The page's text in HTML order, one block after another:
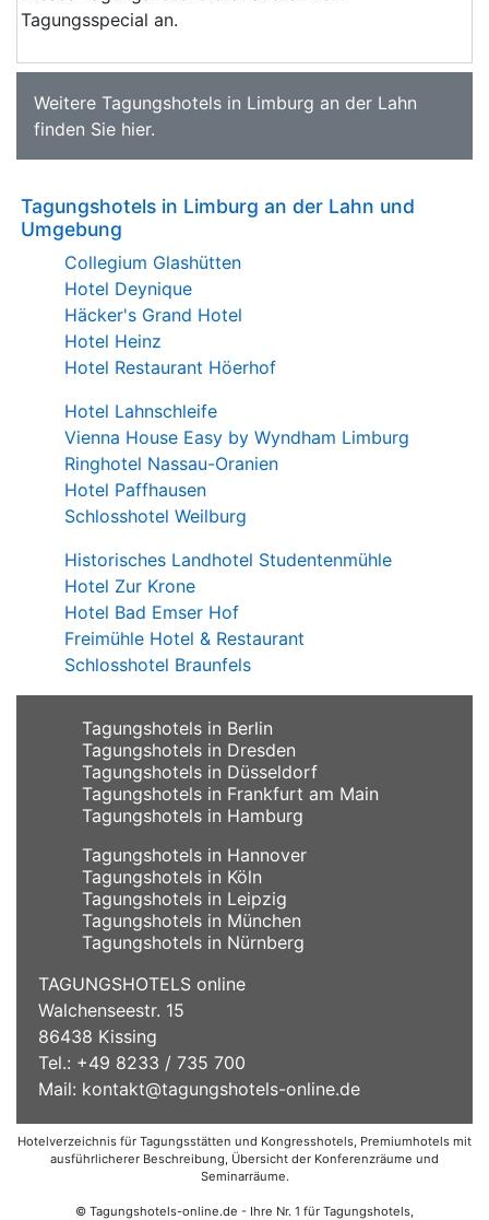
Tagungsspecial an.
Weitere Tagungshotels in Limburg an der Lahn
finden Sie hier.
Tagungshotels in Limburg an der Lahn und
Umgebung
Collegium Glashütten
Hotel Deynique
Häcker's Grand Hotel
Hotel Heinz
Hotel Restaurant Höerhof
Hotel Lahnschleife
Vienna House Easy by Wyndham Limburg
Ringhotel Nassau-Oranien
Hotel Paffhausen
Schlosshotel Weilburg
Historisches Landhotel Studentenmühle
Hotel Zur Krone
Hotel Bad Emser Hof
Freimühle Hotel & Restaurant
Schlosshotel Braunfels
Tagungshotels in Berlin
Tagungshotels in Dresden
Tagungshotels in Düsseldorf
Tagungshotels in Frankfurt am Main
Tagungshotels in Hamburg
Tagungshotels in Hannover
Tagungshotels in Köln
Tagungshotels in Leipzig
Tagungshotels in München
Tagungshotels in Nürnberg
TAGUNGSHOTELS online
Walchenseestr. 15
86438 Kissing
Tel.: +49 8233 / 735 700
Mail: kontakt@tagungshotels-online.de
Hotelverzeichnis für Tagungsstätten und Kongresshotels, Premiumhotels mit
ausführlicherer Beschreibung, Übersicht der Konferenzräume und
Seminarräume.
© Tagungshotels-online.de - Ihre Nr. 1 für Tagungshotels,